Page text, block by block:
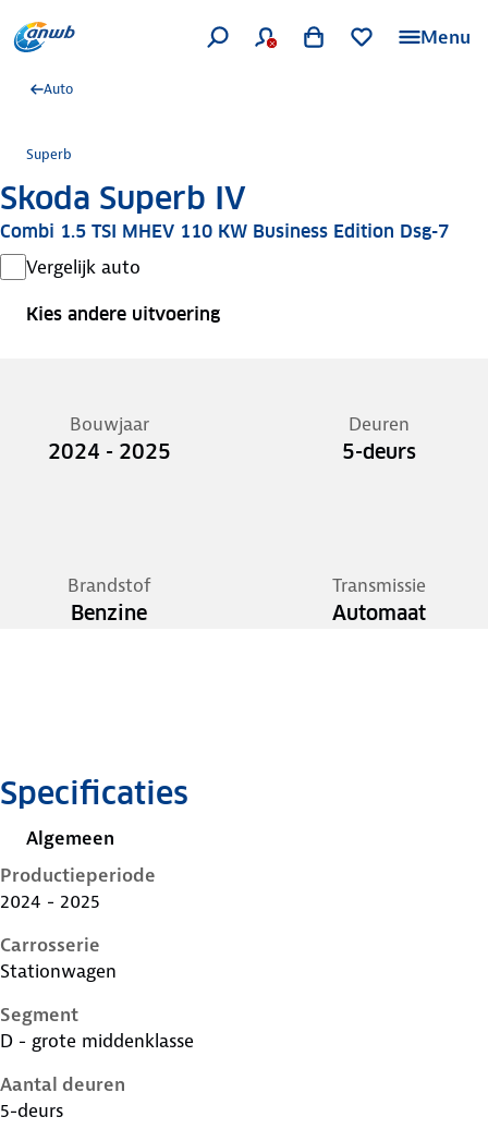
Menu
Auto
Superb
Skoda Superb IV
Combi 1.5 TSI MHEV 110 KW Business Edition Dsg-7
Vergelijk auto
Kies andere uitvoering
Bouwjaar
2024 - 2025
Deuren
5-deurs
Brandstof
Benzine
Transmissie
Automaat
Specificaties
Algemeen
Productieperiode
2024 - 2025
Carrosserie
Stationwagen
Segment
D - grote middenklasse
Aantal deuren
5-deurs